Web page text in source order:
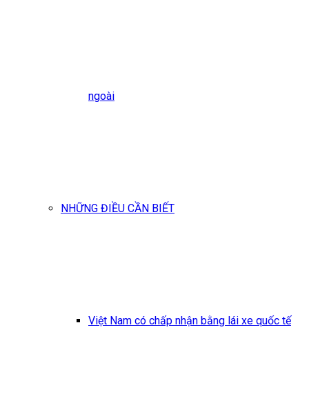
ngoài
NHỮNG ĐIỀU CẦN BIẾT
Việt Nam có chấp nhận bằng lái xe quốc tế